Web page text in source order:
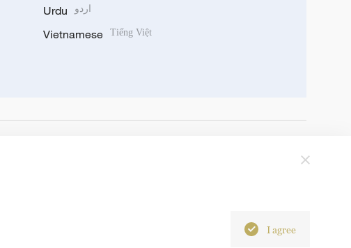
Urdu اردو
Vietnamese Tiếng Việt
I agree